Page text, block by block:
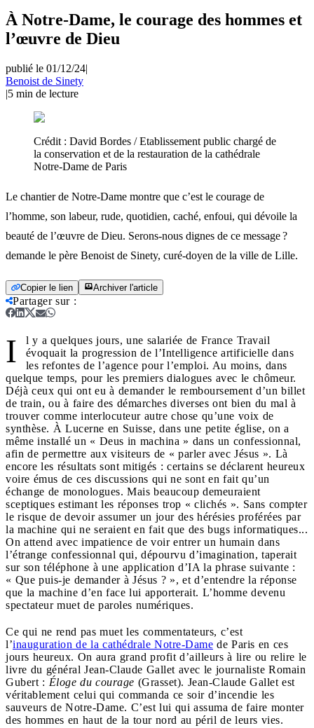
À Notre-Dame, le courage des hommes et
l’œuvre de Dieu
publié le 01/12/24|
Benoist de Sinety
|5 min de lecture
Crédit : David Bordes / Etablissement public chargé de
la conservation et de la restauration de la cathédrale
Notre-Dame de Paris
Le chantier de Notre-Dame montre que c’est le courage de
l’homme, son labeur, rude, quotidien, caché, enfoui, qui dévoile la
beauté de l’œuvre de Dieu. Serons-nous dignes de ce message ?
demande le père Benoist de Sinety, curé-doyen de la ville de Lille.
Copier le lien Archiver l'article
Partager sur:
I
l y a quelques jours, une salariée de France Travail
évoquait la progression de l’Intelligence artificielle dans
les refontes de l’agence pour l’emploi. Au moins, dans
quelque temps, pour les premiers dialogues avec le chômeur.
Déjà ceux qui ont eu à demander le remboursement d’un billet
de train, ou à faire des démarches diverses ont bien du mal à
trouver comme interlocuteur autre chose qu’une voix de
synthèse. À Lucerne en Suisse, dans une petite église, on a
même installé un « Deus in machina » dans un confessionnal,
afin de permettre aux visiteurs de « parler avec Jésus ». Là
encore les résultats sont mitigés : certains se déclarent heureux
voire émus de ces discussions qui ne sont en fait qu’un
échange de monologues. Mais beaucoup demeuraient
sceptiques estimant les réponses trop « clichés ». Sans compter
le risque de devoir assumer un jour des hérésies proférées par
la machine qui ne seraient en fait que des bugs informatiques...
On attend avec impatience de voir entrer un humain dans
l’étrange confessionnal qui, dépourvu d’imagination, taperait
sur son téléphone à une application d’IA la phrase suivante :
« Que puis-je demander à Jésus ? », et d’entendre la réponse
que la machine d’en face lui apporterait. L’homme devenu
spectateur muet de paroles numériques.
Ce qui ne rend pas muet les commentateurs, c’est
l’inauguration de la cathédrale Notre-Dame de Paris en ces
jours heureux. On aura grand profit d’ailleurs à lire ou relire le
livre du général Jean-Claude Gallet avec le journaliste Romain
Gubert : Éloge du courage (Grasset). Jean-Claude Gallet est
véritablement celui qui commanda ce soir d’incendie les
sauveurs de Notre-Dame. C’est lui qui assuma de faire monter
des hommes en haut de la tour nord au péril de leurs vies.